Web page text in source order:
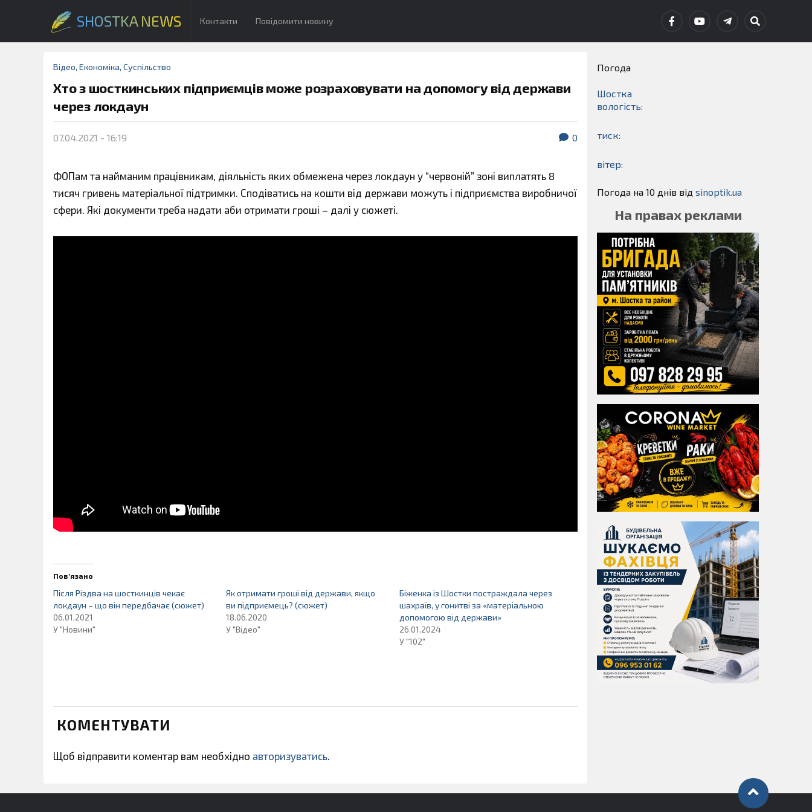
SHOSTKA NEWS Контакти Повідомити новину
Відео, Економіка, Суспільство
Хто з шосткинських підприємців може розраховувати на допомогу від держави
через локдаун
07.04.2021 - 16:19 0
ФОПам та найманим працівникам, діяльність яких обмежена через локдаун у “червоній” зоні виплатять 8
тисяч гривень матеріальної підтримки. Сподіватись на кошти від держави можуть і підприємства виробничої
сфери. Які документи треба надати аби отримати гроші – далі у сюжеті.
Пов’язано
Після Різдва на шосткинців чекає
локдаун – що він передбачає (сюжет)
06.01.2021
У "Новини"
Як отримати гроші від держави, якщо
ви підприємець? (сюжет)
18.06.2020
У "Відео"
Біженка із Шостки постраждала через
шахраїв, у гонитві за «матеріальною
допомогою від держави»
26.01.2024
У "102"
КОМЕНТУВАТИ
Щоб відправити коментар вам необхідно авторизуватись
Погода
Шостка
вологість:
тиск:
вітер:
Погода на 10 днів від sinoptik.ua
На правах реклами